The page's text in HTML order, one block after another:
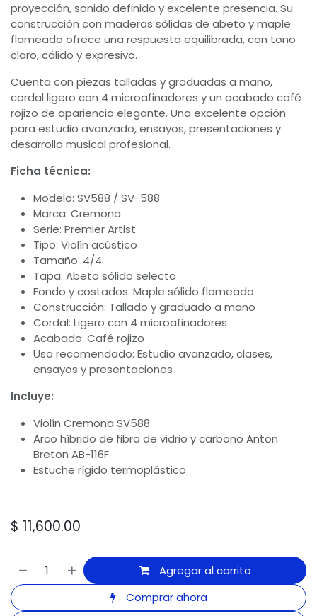
proyección, sonido definido y excelente presencia. Su
construcción con maderas sólidas de abeto y maple
flameado ofrece una respuesta equilibrada, con tono
claro, cálido y expresivo.
Cuenta con piezas talladas y graduadas a mano,
cordal ligero con 4 microafinadores y un acabado café
rojizo de apariencia elegante. Una excelente opción
para estudio avanzado, ensayos, presentaciones y
desarrollo musical profesional.
Ficha técnica:
Modelo: SV588 / SV-588
Marca: Cremona
Serie: Premier Artist
Tipo: Violín acústico
Tamaño: 4/4
Tapa: Abeto sólido selecto
Fondo y costados: Maple sólido flameado
Construcción: Tallado y graduado a mano
Cordal: Ligero con 4 microafinadores
Acabado: Café rojizo
Uso recomendado: Estudio avanzado, clases,
ensayos y presentaciones
Incluye:
Violín Cremona SV588
Arco híbrido de fibra de vidrio y carbono Anton
Breton AB-116F
Estuche rígido termoplástico
$ 11,600.00
Agregar al carrito
Comprar ahora